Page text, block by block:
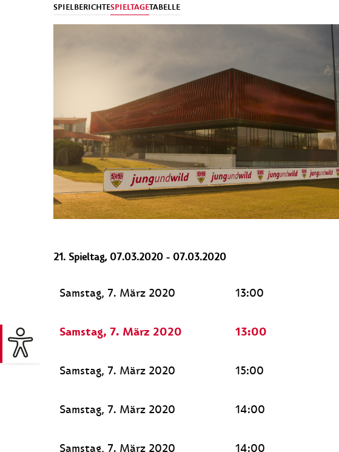
SPIELBERICHTESPIELTAGETABELLE
21. Spieltag, 07.03.2020 - 07.03.2020
Samstag, 7. März 2020 13:00
Samstag, 7. März 2020 13:00
Samstag, 7. März 2020 15:00
Samstag, 7. März 2020 14:00
Samstag, 7. März 2020 14:00